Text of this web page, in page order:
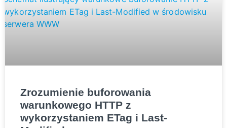
Zrozumienie buforowania
warunkowego HTTP z
wykorzystaniem ETag i Last-